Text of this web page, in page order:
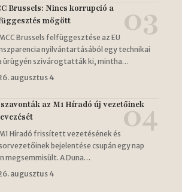
Brussels: Nincs korrupció a
mögött
Brussels felfüggesztése az EU
nyilvántartásából egy technikai
ürügyén szivárogtatták ki, mintha…
augusztus 4
az M1 Híradó új vezetőinek
Híradó frissített vezetésének és
bejelentése csupán egy nap
megsemmisült. A Duna…
augusztus 4